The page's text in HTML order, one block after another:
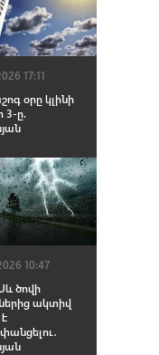
17:11
օրը կլինի
3-ը.
10:47
ծովի
ակտիվ